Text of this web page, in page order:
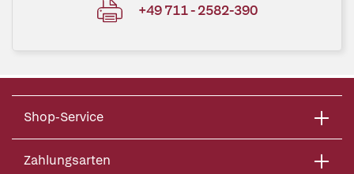
+49 711 - 2582-390
Shop-Service
Zahlungsarten